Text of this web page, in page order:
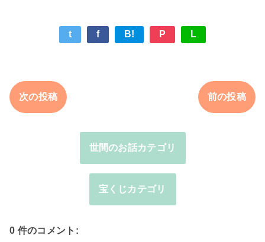
t f B! P L
次の投稿 前の投稿
世間のお話カテゴリ
宝くじカテゴリ
0 件のコメント: